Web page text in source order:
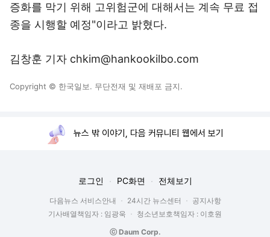
증화를 막기 위해 고위험군에 대해서는 계속 무료 접
종을 시행할 예정"이라고 밝혔다.
김창훈 기자 chkim@hankookilbo.com
Copyright © 한국일보. 무단전재 및 재배포 금지.
뉴스 밖 이야기, 다음 커뮤니티 웹에서 보기
로그인 PC화면 전체보기
다음뉴스 서비스안내 24시간 뉴스센터
공지사항
기사배열책임자 : 임광욱
청소년보호책임자 : 이호원
ⓒ Daum Corp.